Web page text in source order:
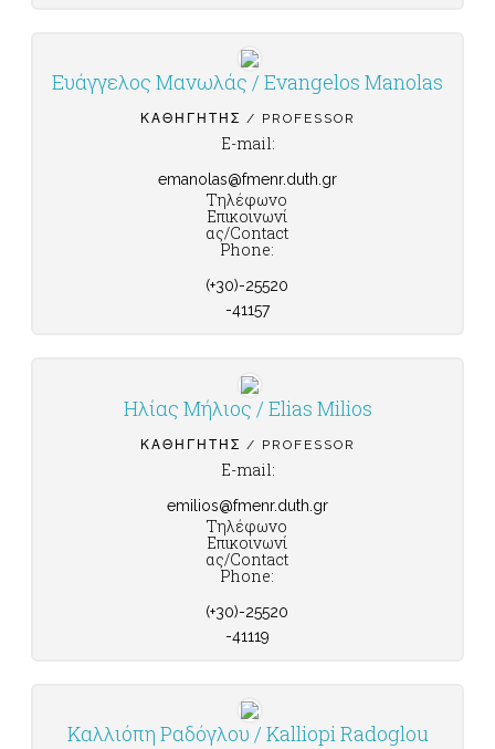
Ευάγγελος Μανωλάς / Evangelos Manolas
ΚΑΘΗΓΗΤΉΣ / PROFESSOR
E-mail:
emanolas@fmenr.duth.gr
Τηλέφωνο
Επικοινωνί
ας/Contact
Phone:
(+30)-25520
-41157
Ηλίας Μήλιος / Elias Milios
ΚΑΘΗΓΗΤΉΣ / PROFESSOR
E-mail:
emilios@fmenr.duth.gr
Τηλέφωνο
Επικοινωνί
ας/Contact
Phone:
(+30)-25520
-41119
Καλλιόπη Ραδόγλου / Kalliopi Radoglou